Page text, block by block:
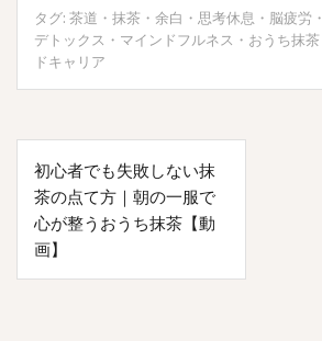
タグ: 茶道 ・ 抹茶 ・ 余白 ・ 思考休息 ・ 脳疲労 ・
デトックス ・ マインドフルネス ・ おうち抹茶
ドキャリア
投
稿
ナ
ビ
初心者でも失敗しない抹
茶の点て方｜朝の一服で
心が整うおうち抹茶【動
画】